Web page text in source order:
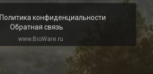
Политика конфиденциальности
Обратная связь
www.BioWare.ru